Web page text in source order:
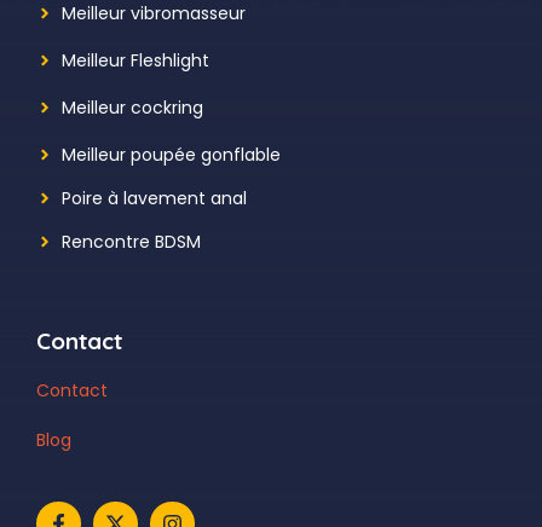
Meilleur vibromasseur
Meilleur Fleshlight
Meilleur cockring
Meilleur poupée gonflable
Poire à lavement anal
Rencontre BDSM
Contact
Contact
Blog